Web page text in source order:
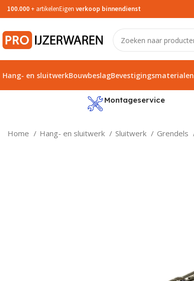
100.000+ artikelenEigen verkoop binnendienst
Hang- en sluitwerkBouwbeslagBevestigingsmaterialen
Montageservice
Home Hang- en sluitwerk Sluitwerk Grendels